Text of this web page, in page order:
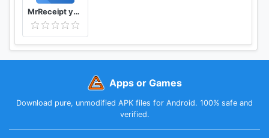
MrReceipt your receipts in one place
Apps or Games
Download pure, unmodified APK files for Android. 100% safe and
verified.